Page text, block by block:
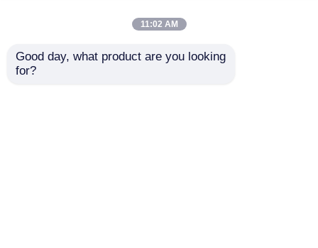
のためのクリーム色の
ンプびん
11:02 AM
Good day, what product are you looking
for?